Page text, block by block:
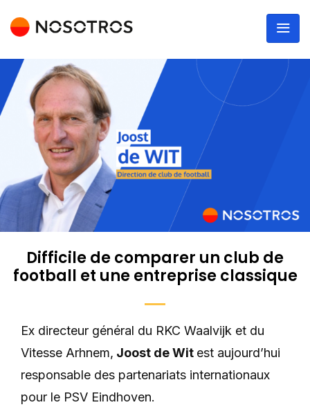
Difficile de comparer un club de
football et une entreprise classique
Ex directeur général du RKC Waalvijk et du
Vitesse Arhnem, Joost de Wit est aujourd’hui
responsable des partenariats internationaux
pour le PSV Eindhoven.